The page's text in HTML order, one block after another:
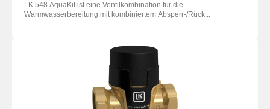
LK 548 AquaKit ist eine Ventilkombination für die
Warmwasserbereitung mit kombiniertem Absperr-/Rück...